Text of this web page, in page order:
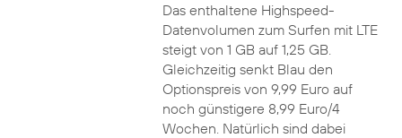
Das enthaltene Highspeed-
Datenvolumen zum Surfen mit LTE
steigt von 1 GB auf 1,25 GB.
Gleichzeitig senkt Blau den
Optionspreis von 9,99 Euro auf
noch günstigere 8,99 Euro/4
Wochen. Natürlich sind dabei